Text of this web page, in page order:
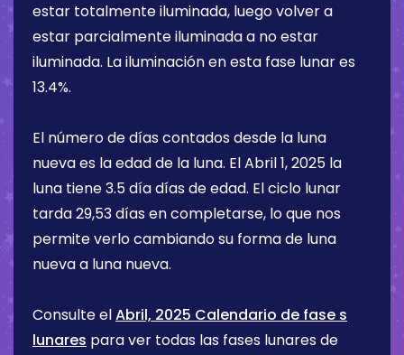
estar totalmente iluminada, luego volver a
estar parcialmente iluminada a no estar
iluminada. La iluminación en esta fase lunar es
13.4%.
El número de días contados desde la luna
nueva es la edad de la luna. ElAbril 1, 2025 la
luna tiene3.5 díadías de edad. El ciclo lunar
tarda 29,53 días en completarse, lo que nos
permite verlo cambiando su forma de luna
nueva a luna nueva.
Consulte elAbril, 2025 Calendario de fase s
lunares para ver todas las fases lunares de